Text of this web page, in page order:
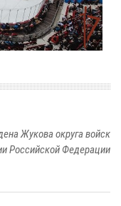
Жукова округа войск
Российской Федерации